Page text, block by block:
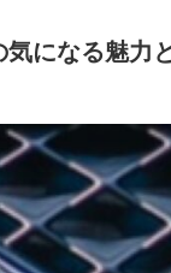
気になる魅力